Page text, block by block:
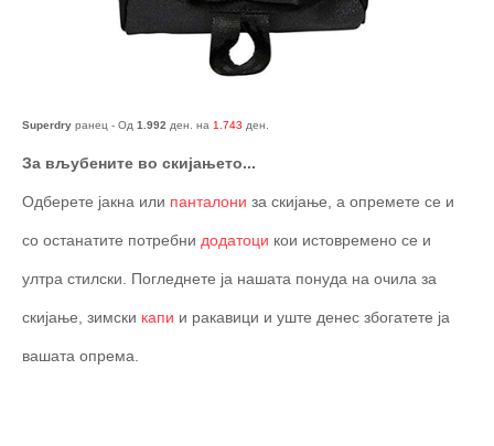
Superdry ранец - Од 1.992 ден. на 1.743 ден.
За вљубените во скијањето...
Одберете јакна или панталони за скијање, а опремете се и
со останатите потребни додатоци кои истовремено се и
ултра стилски. Погледнете ја нашата понуда на очила за
скијање, зимски капи и ракавици и уште денес збогатете ја
вашата опрема.